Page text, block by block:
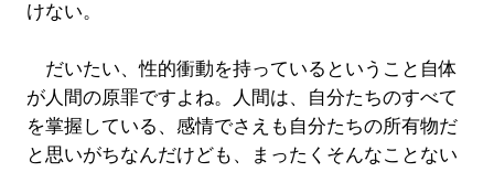
けない。
だいたい、性的衝動を持っているということ自体
が人間の原罪ですよね。人間は、自分たちのすべて
を掌握している、感情でさえも自分たちの所有物だ
と思いがちなんだけども、まったくそんなことない